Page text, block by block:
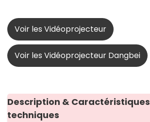
Voir les Vidéoprojecteur
Voir les Vidéoprojecteur Dangbei
Description & Caractéristiques
techniques